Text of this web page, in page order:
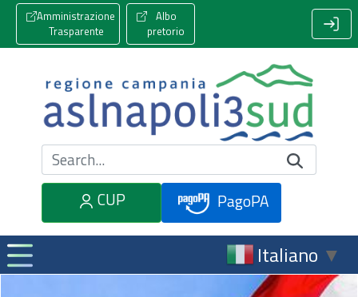
Amministrazione
Trasparente
Albo
pretorio
Cerca nel sito
CUP
PagoPA
Italiano ▼